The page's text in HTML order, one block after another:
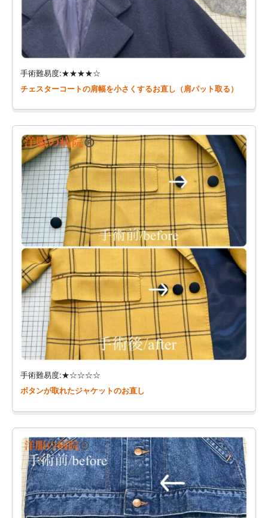
手術難易度:★★★★☆
チェスターコートの肩幅を小さくするお直し（肩パット取る）
手術難易度:★☆☆☆☆
ボタンが取れたジャケットのお直し